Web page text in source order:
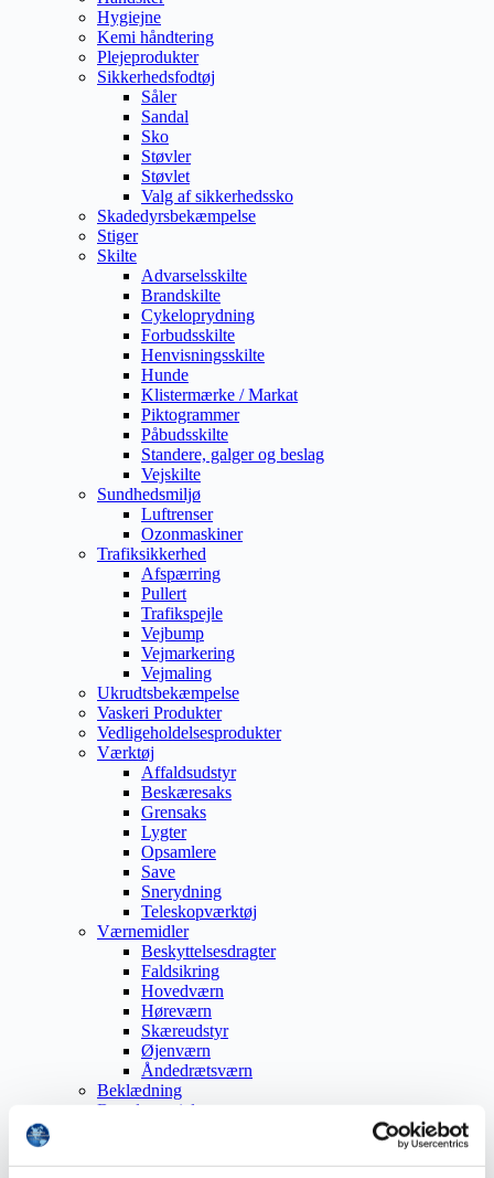
Hygiejne
Kemi håndtering
Plejeprodukter
Sikkerhedsfodtøj
Såler
Sandal
Sko
Støvler
Støvlet
Valg af sikkerhedssko
Skadedyrsbekæmpelse
Stiger
Skilte
Advarselsskilte
Brandskilte
Cykeloprydning
Forbudsskilte
Henvisningsskilte
Hunde
Klistermærke / Markat
Piktogrammer
Påbudsskilte
Standere, galger og beslag
Vejskilte
Sundhedsmiljø
Luftrenser
Ozonmaskiner
Trafiksikkerhed
Afspærring
Pullert
Trafikspejle
Vejbump
Vejmarkering
Vejmaling
Ukrudtsbekæmpelse
Vaskeri Produkter
Vedligeholdelsesprodukter
Værktøj
Affaldsudstyr
Beskæresaks
Grensaks
Lygter
Opsamlere
Save
Snerydning
Teleskopværktøj
Værnemidler
Beskyttelsesdragter
Faldsikring
Hovedværn
Høreværn
Skæreudstyr
Øjenværn
Åndedrætsværn
Beklædning
Brandmateriel
Afspærring